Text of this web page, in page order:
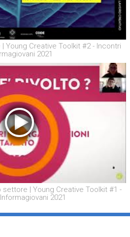
Young Creative Toolkit #2 - Incontri
2021
| Young Creative Toolkit #1 -
2021